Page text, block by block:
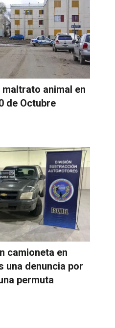
maltrato animal en
de Octubre
camioneta en
una denuncia por
permuta